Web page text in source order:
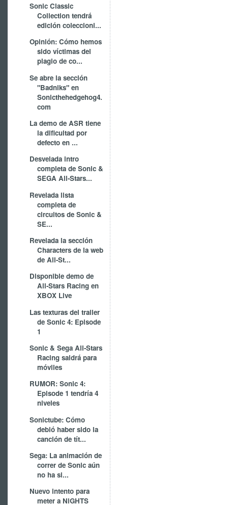
Sonic Classic
Collection tendrá
edición coleccioni...
Opinión: Cómo hemos
sido víctimas del
plagio de co...
Se abre la sección
"Badniks" en
Sonicthehedgehog4.
com
La demo de ASR tiene
la dificultad por
defecto en ...
Desvelada intro
completa de Sonic &
SEGA All-Stars...
Revelada lista
completa de
circuitos de Sonic &
SE...
Revelada la sección
Characters de la web
de All-St...
Disponible demo de
All-Stars Racing en
XBOX Live
Las texturas del trailer
de Sonic 4: Episode
1
Sonic & Sega All-Stars
Racing saldrá para
móviles
RUMOR: Sonic 4:
Episode 1 tendría 4
niveles
Sonictube: Cómo
debió haber sido la
canción de tít...
Sega: La animación de
correr de Sonic aún
no ha si...
Nuevo intento para
meter a NiGHTS